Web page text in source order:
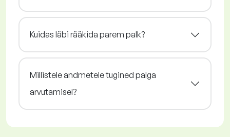
Kuidas läbi rääkida parem palk?
Millistele andmetele tugined palga
arvutamisel?